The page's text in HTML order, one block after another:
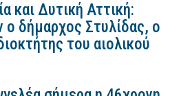
και Δυτική Αττική:
ο δήμαρχος Στυλίδας, ο
του αιολικού